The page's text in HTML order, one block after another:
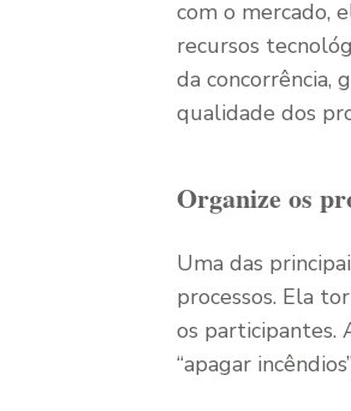
com o mercado,
recursos
da concorrência,
qualidade dos
Organize os
Uma das
processos. Ela
os participantes.
“apagar